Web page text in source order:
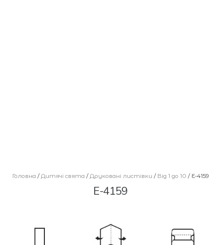
Головна / Дитячі свята / Друковані листівки / Від 1 до 10 / E-4159
E-4159